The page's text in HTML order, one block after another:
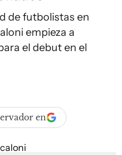
de futbolistas en
empieza a
el debut en el
en